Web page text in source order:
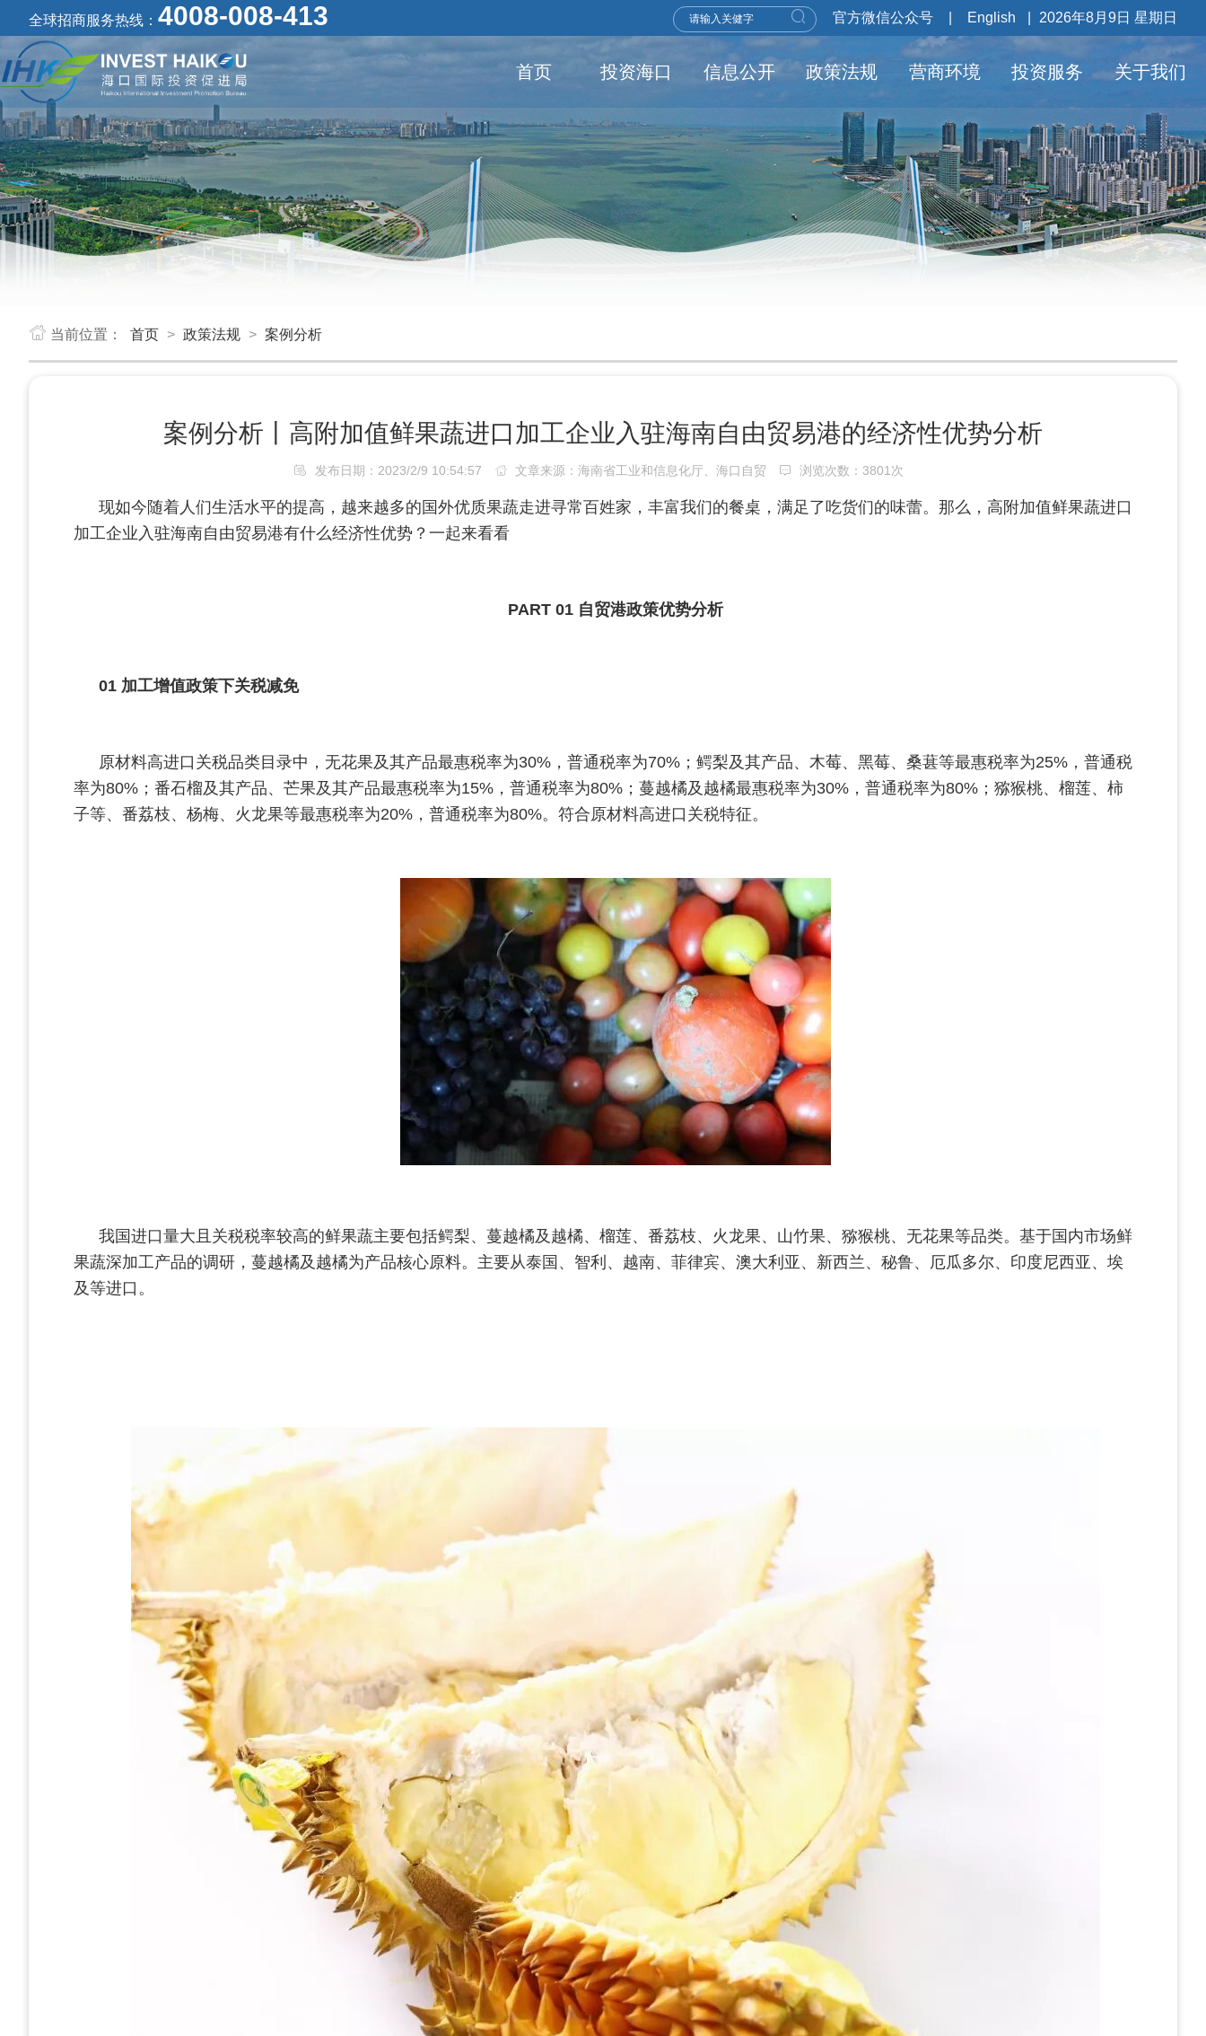
全球招商服务热线： 4008-008-413 官方微信公众号 English 2026年8月9日 星期日
首页 投资海口 信息公开 政策法规 营商环境 投资服务 关于我们
当前位置： 首页 > 政策法规 > 案例分析
案例分析丨高附加值鲜果蔬进口加工企业入驻海南自由贸易港的经济性优势分析
发布日期：2023/2/9 10:54:57 文章来源：海南省工业和信息化厅、海口自贸 浏览次数： 3801次
现如今随着人们生活水平的提高， 越来越多的国外优质果蔬走进寻常百姓家， 丰富我们的餐桌， 满足了吃货们的味蕾。 那么， 高附加值鲜果蔬进口
加工企业 入驻海南自由贸易港有什么经济性优势？ 一起来看看
PART 01 自贸港政策优势分析
01 加工增值政策下关税减免
原材料高进口关税品类目录中，无花果及其产品最惠税率为30%，普通税率为70%；鳄梨及其产品、木莓、黑莓、桑葚等最惠税率为25%，普通税
率为80%；番石榴及其产品、芒果及其产品最惠税率为15%，普通税率为80%；蔓越橘及越橘最惠税率为30%，普通税率为80%；猕猴桃、榴莲、柿
子等、番荔枝、杨梅、火龙果等最惠税率为20%，普通税率为80%。符合原材料高进口关税特征。
我国进口量大且关税税率较高的鲜果蔬主要包括鳄梨、蔓越橘及越橘、榴莲、番荔枝、火龙果、山竹果、猕猴桃、无花果等品类。基于国内市场鲜
果蔬深加工产品的调研，蔓越橘及越橘为产品核心原料。主要从泰国、智利、越南、菲律宾、澳大利亚、新西兰、秘鲁、厄瓜多尔、印度尼西亚、埃
及等进口。